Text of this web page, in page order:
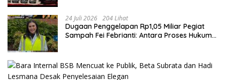
24 Juli 2026 204 Lihat
Dugaan Penggelapan Rp1,05 Miliar Pegiat
Sampah Fei Febrianti: Antara Proses Hukum,